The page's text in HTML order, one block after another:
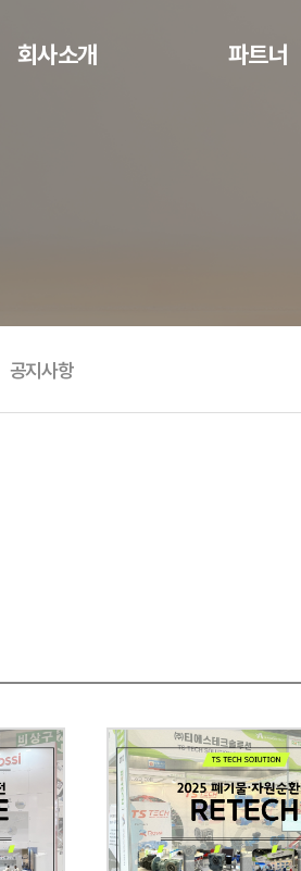
회사소개 파트너
공지사항